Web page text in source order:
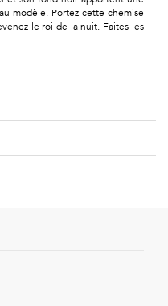
modèle. Portez cette chemise
le roi de la nuit. Faites-les